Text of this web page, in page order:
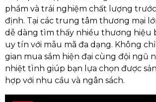
phẩm và trải nghiệm chất lượng
định. Tại các trung tâm thương mại
dễ dàng tìm thấy nhiều thương hiệu
uy tín với mẫu mã đa dạng. Không
gian mua sắm hiện đại cùng đội ngũ
nhiệt tình giúp bạn lựa chọn được
hợp với nhu cầu và ngân sách.